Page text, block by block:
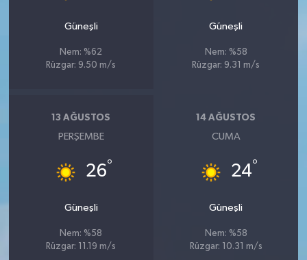
Güneşli
Nem: %62
Rüzgar: 9.50 m/s
Güneşli
Nem: %58
Rüzgar: 9.31 m/s
13 AĞUSTOS
PERŞEMBE
26°
Güneşli
Nem: %58
Rüzgar: 11.19 m/s
14 AĞUSTOS
CUMA
24°
Güneşli
Nem: %58
Rüzgar: 10.31 m/s